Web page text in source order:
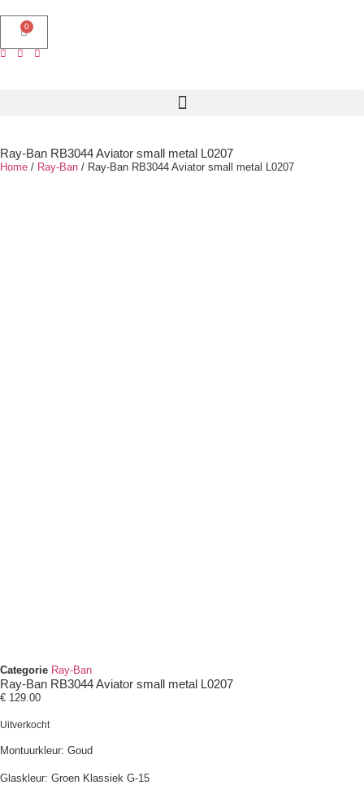
0
Ray-Ban RB3044 Aviator small metal L0207
Home / Ray-Ban / Ray-Ban RB3044 Aviator small metal L0207
Categorie Ray-Ban
Ray-Ban RB3044 Aviator small metal L0207
€ 129.00
Uitverkocht
Montuurkleur: Goud
Glaskleur: Groen Klassiek G-15